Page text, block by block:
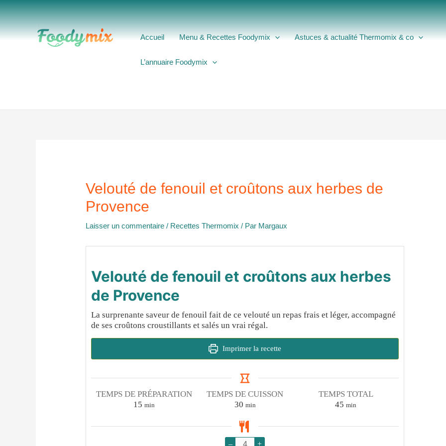
Aller
au
contenu
Accueil
Menu & Recettes Foodymix Astuces & actualité Thermomix & co
L’annuaire Foodymix
Velouté de fenouil et croûtons aux herbes de
Provence
Laisser un commentaire / Recettes Thermomix / Par Margaux
Velouté de fenouil et croûtons aux herbes
de Provence
La surprenante saveur de fenouil fait de ce velouté un repas frais et léger, accompagné
de ses croûtons croustillants et salés un vrai régal.
Imprimer la recette
TEMPS DE PRÉPARATION
15minutes
min
TEMPS DE CUISSON
30minutes
min
TEMPS TOTAL
45 minutes
min
– +